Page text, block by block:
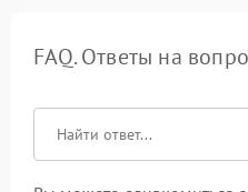
FAQ. Ответы на